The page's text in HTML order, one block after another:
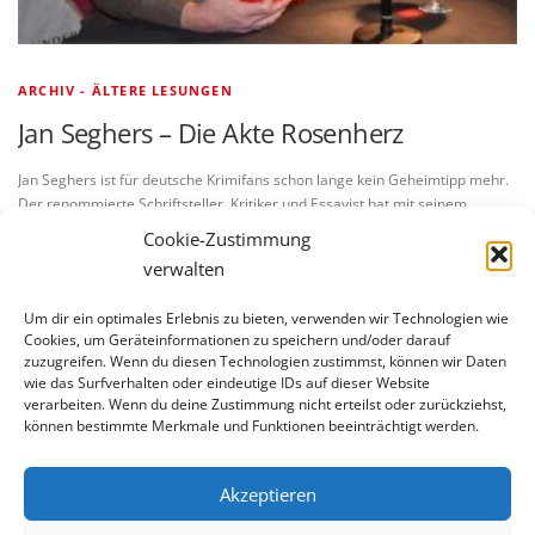
Cookie-Zustimmung
verwalten
Um dir ein optimales Erlebnis zu bieten, verwenden wir Technologien wie
Cookies, um Geräteinformationen zu speichern und/oder darauf
zuzugreifen. Wenn du diesen Technologien zustimmst, können wir Daten
wie das Surfverhalten oder eindeutige IDs auf dieser Website
verarbeiten. Wenn du deine Zustimmung nicht erteilst oder zurückziehst,
können bestimmte Merkmale und Funktionen beeinträchtigt werden.
Akzeptieren
ARCHIV - ÄLTERE LESUNGEN
Jan Seghers – Die Akte Rosenherz
Jan Seghers ist für deutsche Krimifans schon lange kein Geheimtipp mehr.
Der renommierte Schriftsteller, Kritiker und Essayist hat mit seinem
Ermittler Robert Marthaler eine Figur geschaffen, die nicht wenige an …
BLEIBE AUF DEM LAUFENDEN